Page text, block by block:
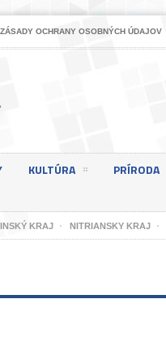
ZÁSADY OCHRANY OSOBNÝCH ÚDAJOV
KULTÚRA PRÍRODA
KRAJ NITRIANSKY KRAJ